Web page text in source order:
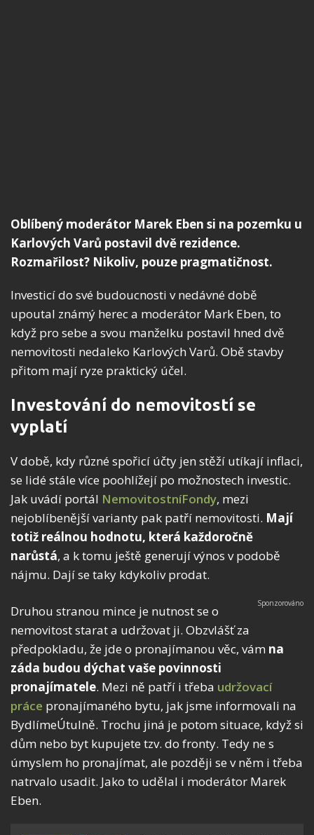
Oblíbený moderátor Marek Eben si na pozemku u
Karlových Varů postavil dvě rezidence.
Rozmařilost? Nikoliv, pouze pragmatičnost.
Investicí do své budoucnosti v nedávné době
upoutal známý herec a moderátor Mark Eben, to
když pro sebe a svou manželku postavil hned dvě
nemovitosti nedaleko Karlových Varů. Obě stavby
přitom mají ryze praktický účel.
Investování do nemovitostí se
vyplatí
V době, kdy různé spořicí účty jen stěží utíkají inflaci,
se lidé stále více poohlížejí po možnostech investic.
Jak uvádí portál NemovitostníFondy, mezi
nejoblíbenější varianty pak patří nemovitosti. Mají
totiž reálnou hodnotu, která každoročně
narůstá, a k tomu ještě generují výnos v podobě
nájmu. Dají se taky kdykoliv prodat.
Druhou stranou mince je nutnost se o
nemovitost starat a udržovat ji. Obzvlášť za
předpokladu, že jde o pronajímanou věc, vám na
záda budou dýchat vaše povinnosti
pronajímatele. Mezi ně patří i třeba udržovací
práce pronajímaného bytu, jak jsme informovali na
BydlímeÚtulně. Trochu jiná je potom situace, když si
dům nebo byt kupujete tzv. do fronty. Tedy ne s
úmyslem ho pronajímat, ale později se v něm i třeba
natrvalo usadit. Jako to udělal i moderátor Marek
Eben.